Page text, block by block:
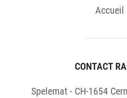
Accueil
CONTACT
Spelemat - CH-1654